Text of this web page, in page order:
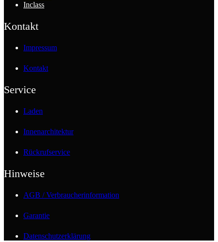
Inclass
Kontakt
Impressum
Kontakt
Service
Laden
Innenarchitektur
Rückrufservice
Hinweise
AGB / Verbraucherinformation
Garantie
Datenschutzerklärung